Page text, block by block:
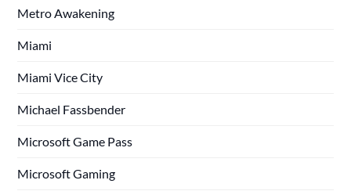
Metro Awakening
Miami
Miami Vice City
Michael Fassbender
Microsoft Game Pass
Microsoft Gaming